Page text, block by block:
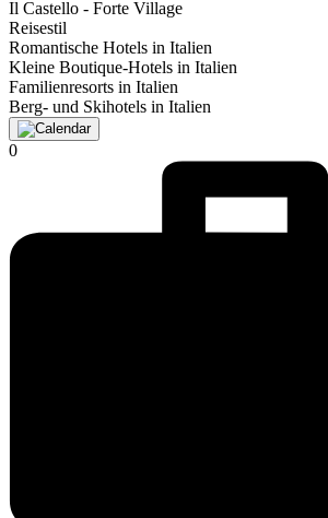
Il Castello - Forte Village
Reisestil
Romantische Hotels in Italien
Kleine Boutique-Hotels in Italien
Familienresorts in Italien
Berg- und Skihotels in Italien
0